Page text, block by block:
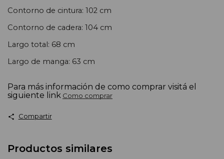
Contorno de cintura: 102 cm
Contorno de cadera: 104 cm
Largo total: 68 cm
Largo de manga: 63 cm
Para más información de como comprar visitá el
siguiente link Como comprar
Compartir
Productos similares